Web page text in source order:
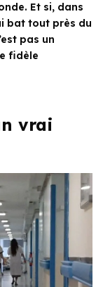
Et si, dans
bat tout près du
pas un
fidèle
vrai